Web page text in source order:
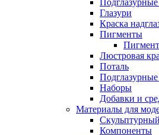
Подглазурные
Глазури
Краска
Пигменты
Люстровая
Поталь
Наборы
Добавки и
Материалы для
Компоненты